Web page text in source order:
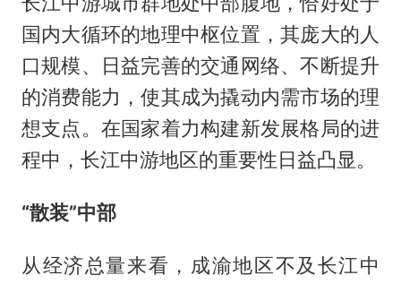
国内大循环的地理中枢位置，其庞大的人
口规模、日益完善的交通网络、不断提升
的消费能力，使其成为撬动内需市场的理
想支点。在国家着力构建新发展格局的进
程中，长江中游地区的重要性日益凸显。
“散装”中部
从经济总量来看，成渝地区不及长江中